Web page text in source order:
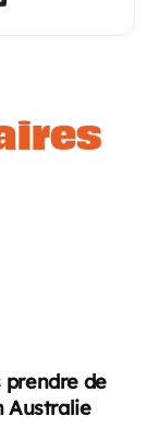
prendre de
Australie